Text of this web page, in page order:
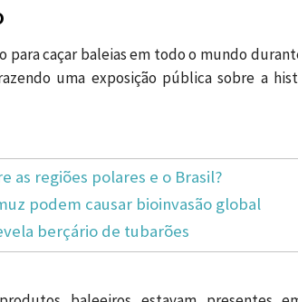
para caçar baleias em todo o mundo
uma exposição pública sobre a
as regiões polares e o Brasil?
podem causar bioinvasão global
berçário de tubarões